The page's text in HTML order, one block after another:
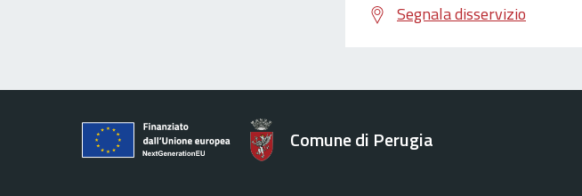
Segnala disservizio
Comune di Perugia